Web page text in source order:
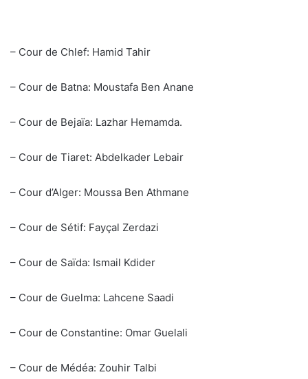
– Cour de Chlef: Hamid Tahir
– Cour de Batna: Moustafa Ben Anane
– Cour de Bejaïa: Lazhar Hemamda.
– Cour de Tiaret: Abdelkader Lebair
– Cour d’Alger: Moussa Ben Athmane
– Cour de Sétif: Fayçal Zerdazi
– Cour de Saïda: Ismail Kdider
– Cour de Guelma: Lahcene Saadi
– Cour de Constantine: Omar Guelali
– Cour de Médéa: Zouhir Talbi